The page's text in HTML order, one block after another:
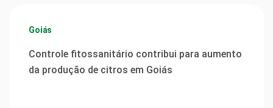
Goiás
Controle fitossanitário contribui para aumento
da produção de citros em Goiás